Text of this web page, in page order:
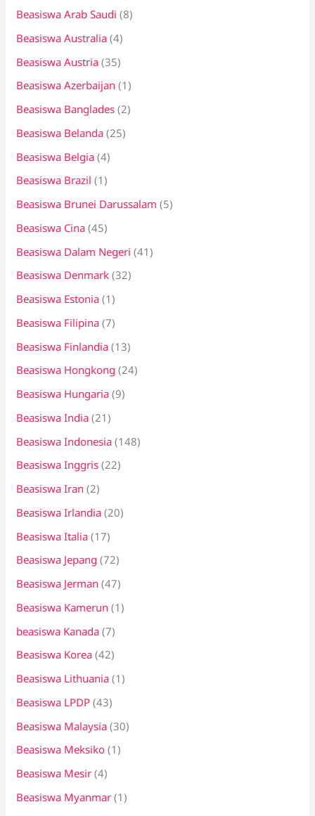
k
:
Beasiswa Arab Saudi (8)
Beasiswa Australia (4)
Beasiswa Austria (35)
Beasiswa Azerbaijan (1)
Beasiswa Banglades (2)
Beasiswa Belanda (25)
Beasiswa Belgia (4)
Beasiswa Brazil (1)
Beasiswa Brunei Darussalam (5)
Beasiswa Cina (45)
Beasiswa Dalam Negeri (41)
Beasiswa Denmark (32)
Beasiswa Estonia (1)
Beasiswa Filipina (7)
Beasiswa Finlandia (13)
Beasiswa Hongkong (24)
Beasiswa Hungaria (9)
Beasiswa India (21)
Beasiswa Indonesia (148)
Beasiswa Inggris (22)
Beasiswa Iran (2)
Beasiswa Irlandia (20)
Beasiswa Italia (17)
Beasiswa Jepang (72)
Beasiswa Jerman (47)
Beasiswa Kamerun (1)
beasiswa Kanada (7)
Beasiswa Korea (42)
Beasiswa Lithuania (1)
Beasiswa LPDP (43)
Beasiswa Malaysia (30)
Beasiswa Meksiko (1)
Beasiswa Mesir (4)
Beasiswa Myanmar (1)